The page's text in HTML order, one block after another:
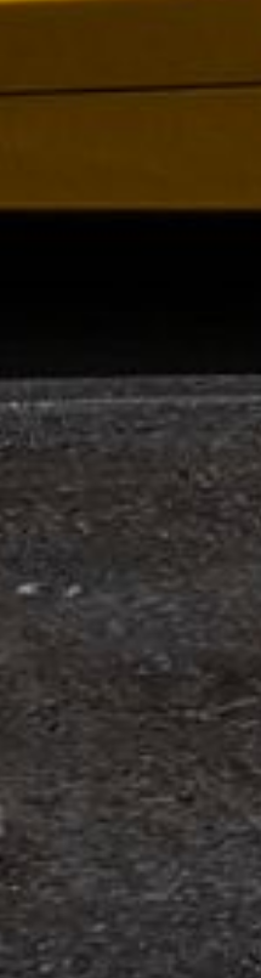
Finland
Sverige, samtidigt
avsked från…
CARU
företag
Detta förvärv